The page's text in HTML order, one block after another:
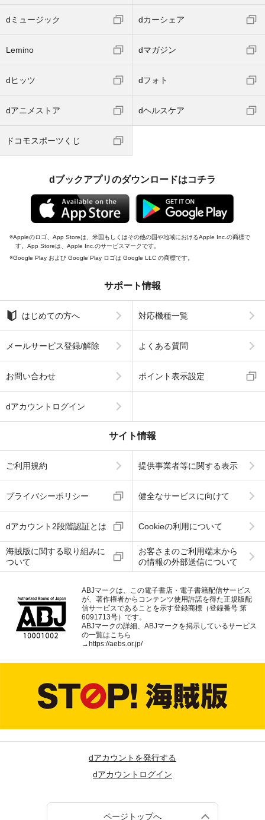
dミュージック dカーシェア
Lemino dマガジン
dヒッツ dフォト
dアニメストア dヘルスケア
ドコモスポーツくじ
dブックアプリのダウンロードはコチラ
Appleのロゴ、App Storeは、米国もしくはその他の国や地域におけるApple Inc.の商標で
す。App Storeは、Apple Inc.のサービスマークです。
Google Play および Google Play ロゴは Google LLC の商標です。
サポート情報
はじめての方へ 対応機種一覧
メールサービス登録/解除 よくある質問
お問い合わせ ポイント表示設定
dアカウントログイン
サイト情報
ご利用規約 提供事業者等に関する表示
プライバシーポリシー 健全なサービスに向けて
dアカウント2段階認証とは Cookieの利用について
海賊版に関する取り組みに
ついて
お客さまのご利用端末から
の情報の外部送信について
ABJマークは、この電子書店・電子書籍配信サービス
が、著作権者からコンテンツ使用許諾を得た正規版配
信サービスであることを示す登録商標（登録番号 第
6091713号）です。
ABJマークの詳細、ABJマークを掲示しているサービス
の一覧はこちら
→ https://aebs.or.jp/
dアカウントを発行する
dアカウントログイン
ページトップへ